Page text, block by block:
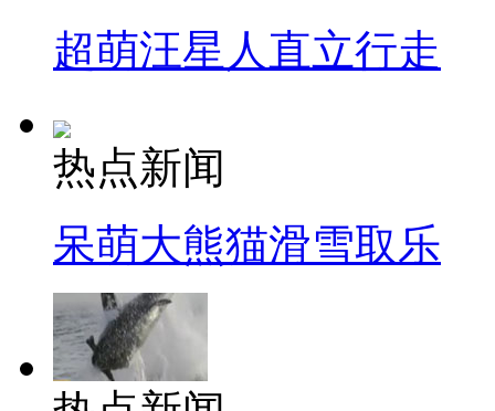
超萌汪星人直立行走
热点新闻
呆萌大熊猫滑雪取乐